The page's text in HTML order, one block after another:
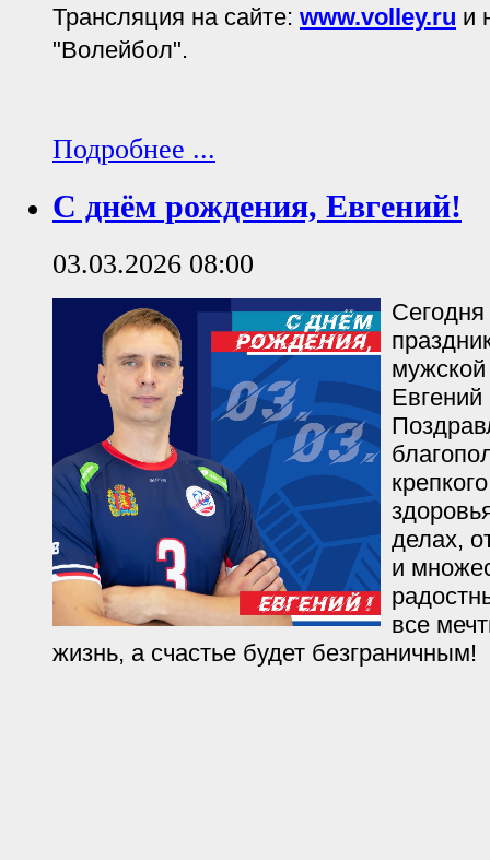
Трансляция на сайте: www.volley.ru и
"Волейбол".
Подробнее ...
С днём рождения, Евгений!
03.03.2026 08:00
Сегодня
делах,
и
все
жизнь, а счастье будет безграничным!